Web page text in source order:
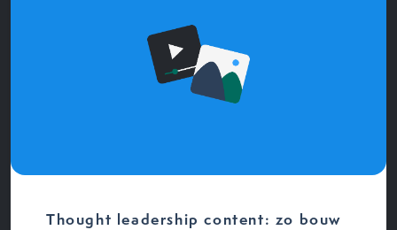
Thought leadership content: zo bouw